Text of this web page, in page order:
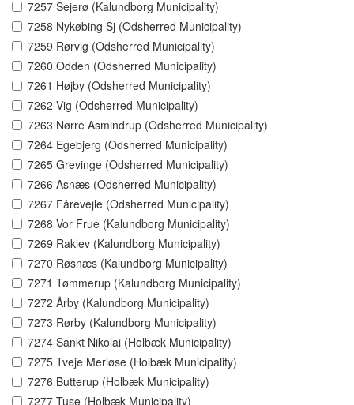
7257 Sejerø (Kalundborg Municipality)
7258 Nykøbing Sj (Odsherred Municipality)
7259 Rørvig (Odsherred Municipality)
7260 Odden (Odsherred Municipality)
7261 Højby (Odsherred Municipality)
7262 Vig (Odsherred Municipality)
7263 Nørre Asmindrup (Odsherred Municipality)
7264 Egebjerg (Odsherred Municipality)
7265 Grevinge (Odsherred Municipality)
7266 Asnæs (Odsherred Municipality)
7267 Fårevejle (Odsherred Municipality)
7268 Vor Frue (Kalundborg Municipality)
7269 Raklev (Kalundborg Municipality)
7270 Røsnæs (Kalundborg Municipality)
7271 Tømmerup (Kalundborg Municipality)
7272 Årby (Kalundborg Municipality)
7273 Rørby (Kalundborg Municipality)
7274 Sankt Nikolai (Holbæk Municipality)
7275 Tveje Merløse (Holbæk Municipality)
7276 Butterup (Holbæk Municipality)
7277 Tuse (Holbæk Municipality)